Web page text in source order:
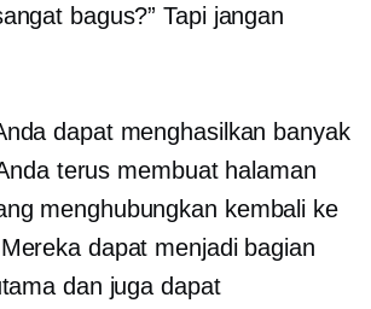
bagus?” Tapi jangan
dapat menghasilkan banyak
terus membuat halaman
menghubungkan kembali ke
dapat menjadi bagian
dan juga dapat